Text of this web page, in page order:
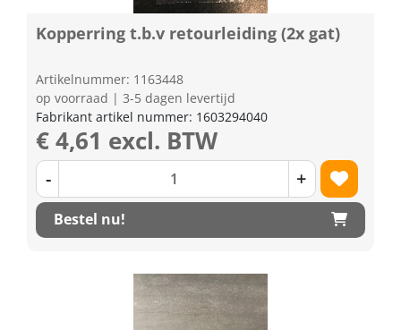
Kopperring t.b.v retourleiding (2x gat)
Artikelnummer: 1163448
op voorraad | 3-5 dagen levertijd
Fabrikant artikel nummer: 1603294040
€ 4,61 excl. BTW
- +
Bestel nu!